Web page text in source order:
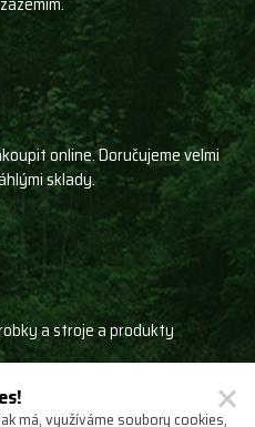
online. Doručujeme velmi
sklady.
a stroje a produkty
má, využíváme soubory cookies,